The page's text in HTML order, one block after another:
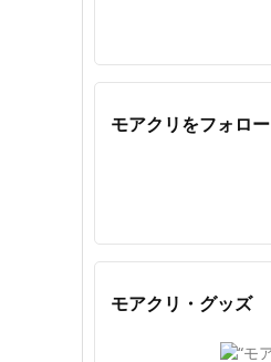
モアクリをフォロー
モアクリ・グッズ